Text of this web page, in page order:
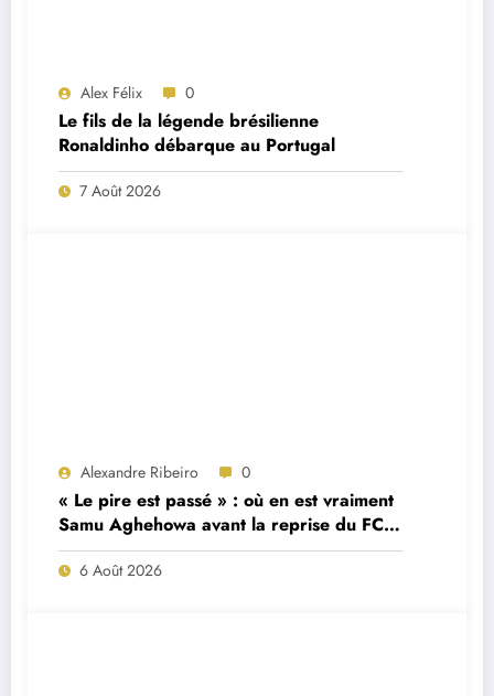
Alex Félix 0
Le fils de la légende brésilienne
Ronaldinho débarque au Portugal
7 Août 2026
Alexandre Ribeiro 0
« Le pire est passé » : où en est vraiment
Samu Aghehowa avant la reprise du FC
Porto ?
6 Août 2026